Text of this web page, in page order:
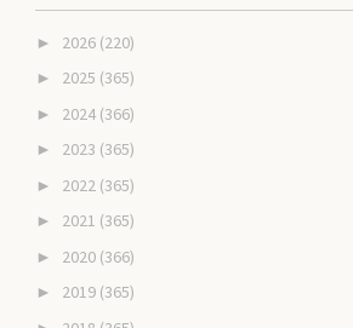
► 2026 (220)
► 2025 (365)
► 2024 (366)
► 2023 (365)
► 2022 (365)
► 2021 (365)
► 2020 (366)
► 2019 (365)